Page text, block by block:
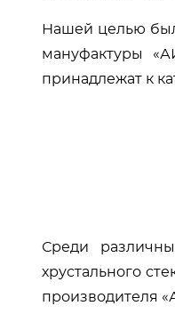
Нашей целью
мануфактуры
принадлежат к
Среди
хрустального
производителя